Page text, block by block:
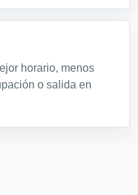
horario, menos
o salida en